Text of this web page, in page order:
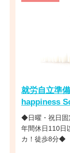
就労自立準
happiness
◆日曜・祝日
年間休日110
カ！徒歩8分◆